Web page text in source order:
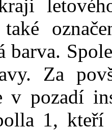
také
barva.
Za
v pozadí
1,